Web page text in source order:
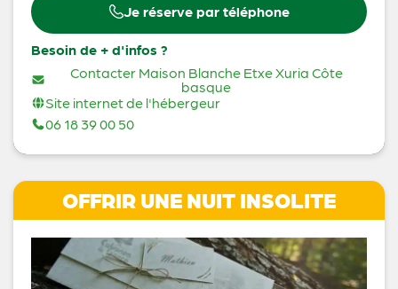
Je réserve par téléphone
Besoin de + d'infos ?
Contacter Maison Blanche Etxe Xuria Côte
basque
Site internet de l'hébergeur
06 18 39 00 50
OFFRIR UNE NUIT INSOLITE